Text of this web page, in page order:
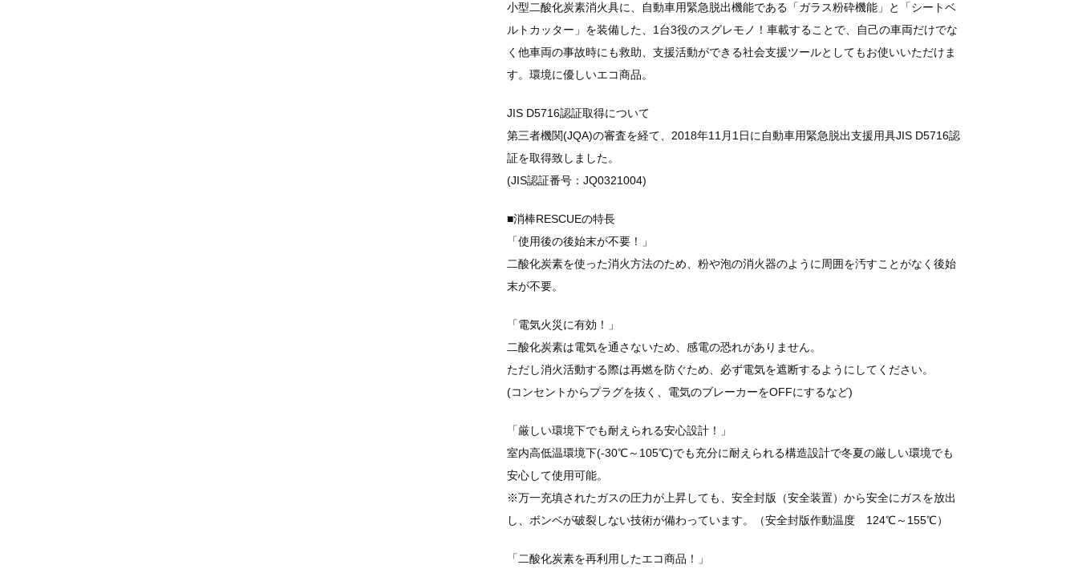
小型二酸化炭素消火具に、自動車用緊急脱出機能である「ガラス粉砕機能」と「シートベ
ルトカッター」を装備した、1台3役のスグレモノ！車載することで、自己の車両だけでな
く他車両の事故時にも救助、支援活動ができる社会支援ツールとしてもお使いいただけま
す。環境に優しいエコ商品。
JIS D5716認証取得について
第三者機関(JQA)の審査を経て、2018年11月1日に自動車用緊急脱出支援用具JIS D5716認
証を取得致しました。
(JIS認証番号：JQ0321004)
■消棒RESCUEの特長
「使用後の後始末が不要！」
二酸化炭素を使った消火方法のため、粉や泡の消火器のように周囲を汚すことがなく後始
末が不要。
「電気火災に有効！」
二酸化炭素は電気を通さないため、感電の恐れがありません。
ただし消火活動する際は再燃を防ぐため、必ず電気を遮断するようにしてください。
(コンセントからプラグを抜く、電気のブレーカーをOFFにするなど)
「厳しい環境下でも耐えられる安心設計！」
室内高低温環境下(-30℃～105℃)でも充分に耐えられる構造設計で冬夏の厳しい環境でも
安心して使用可能。
※万一充填されたガスの圧力が上昇しても、安全封版（安全装置）から安全にガスを放出
し、ボンベが破裂しない技術が備わっています。（安全封版作動温度 124℃～155℃）
「二酸化炭素を再利用したエコ商品！」